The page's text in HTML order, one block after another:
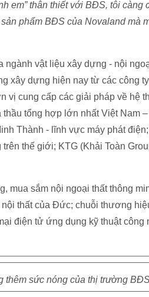
em” thân thiết với BĐS, tôi càng
phẩm BĐS của Novaland mà
vật liệu xây dựng - nội
xây dựng hiện nay từ các công
vị cung cấp các giải pháp về hệ
tổng hợp lớn nhất Việt Nam
Thành - lĩnh vực máy phát
thế giới; KTG (Khải Toàn
mua sắm nội ngoại thất thông
thất của Đức; chuỗi thương
điện tử ứng dụng kỹ thuật công
thêm sức nóng của thị trường